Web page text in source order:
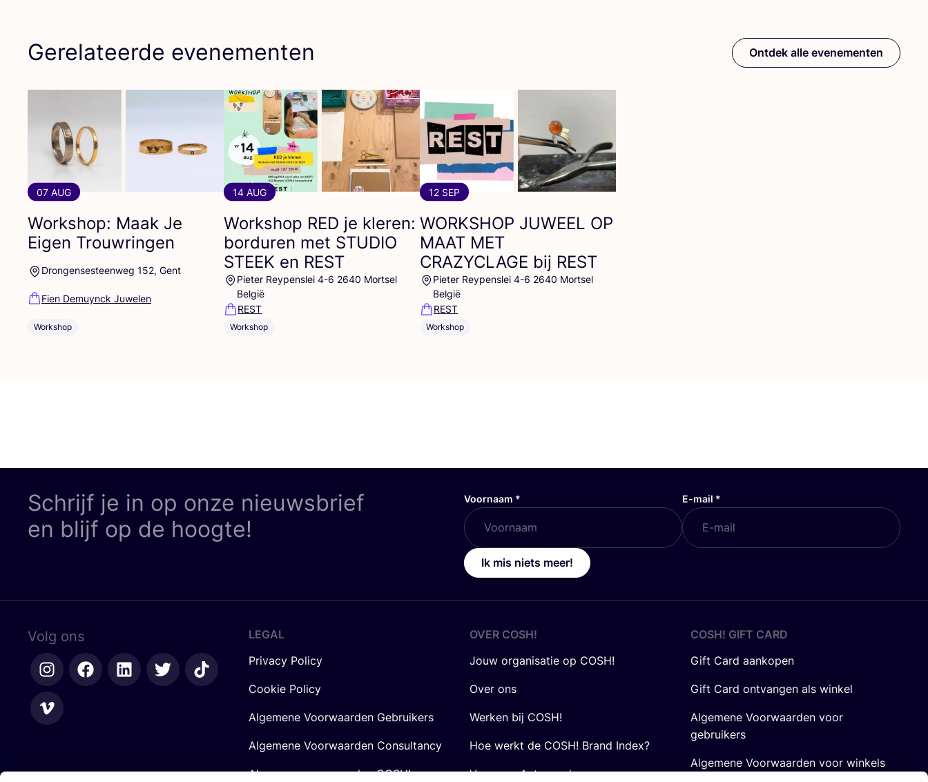
Gerelateerde evenementen
07 AUG
Workshop: Maak Je
Eigen Trouwringen
Drongensesteenweg 152, Gent
Fien Demuynck Juwelen
Workshop
14 AUG
Workshop RED je kleren:
borduren met STUDIO
STEEK en REST
Pieter Reypenslei 4-6 2640 Mortsel
België
REST
Workshop
12 SEP
WORKSHOP JUWEEL OP
MAAT MET
CRAZYCLAGE bij REST
Pieter Reypenslei 4-6 2640 Mortsel
België
REST
Workshop
Ontdek alle evenementen
Schrijf je in op onze nieuwsbrief
en blijf op de hoogte!
Voornaam * E-mail *
Ik mis niets meer!
Volg ons
LEGAL
Privacy Policy
Cookie Policy
Algemene Voorwaarden Gebruikers
Algemene Voorwaarden Consultancy
Algemene voorwaarden COSH! voor
OVER COSH!
Jouw organisatie op COSH!
Over ons
Werken bij COSH!
Hoe werkt de COSH! Brand Index?
Vraag en Antwoord
COSH! GIFT CARD
Gift Card aankopen
Gift Card ontvangen als winkel
Algemene Voorwaarden voor
gebruikers
Algemene Voorwaarden voor winkels